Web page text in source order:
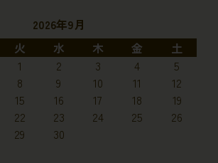
2026年9月
火 水 木 金
土
1
2 3 4
5
8 9 10 11
12
15 16 17 18
19
22 23 24 25
26
29 30